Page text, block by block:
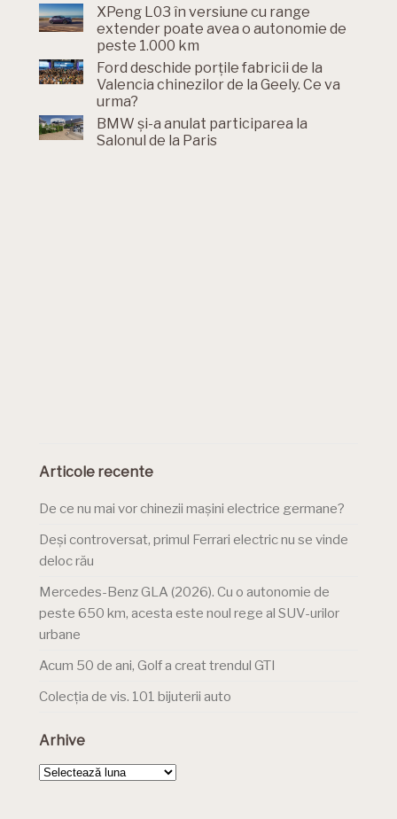
XPeng L03 în versiune cu range
extender poate avea o autonomie de
peste 1.000 km
Ford deschide porțile fabricii de la
Valencia chinezilor de la Geely. Ce va
urma?
BMW și-a anulat participarea la
Salonul de la Paris
Articole recente
De ce nu mai vor chinezii mașini electrice germane?
Deși controversat, primul Ferrari electric nu se vinde
deloc rău
Mercedes-Benz GLA (2026). Cu o autonomie de
peste 650 km, acesta este noul rege al SUV-urilor
urbane
Acum 50 de ani, Golf a creat trendul GTI
Colecția de vis. 101 bijuterii auto
Arhive
Arhive